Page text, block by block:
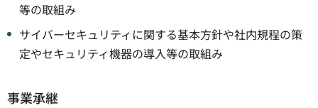
等の取組み
サイバーセキュリティに関する基本方針や社内規程の策
定やセキュリティ機器の導入等の取組み
事業承継